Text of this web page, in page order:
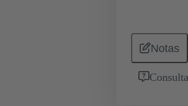
Notas